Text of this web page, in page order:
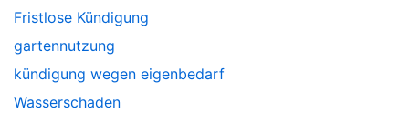
Fristlose Kündigung
gartennutzung
kündigung wegen eigenbedarf
Wasserschaden